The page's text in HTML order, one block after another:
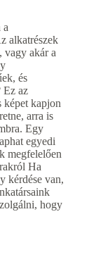
a
alkatrészek
vagy akár a
és
Ez az
képet kapjon
arra is
Egy
egyedi
megfelelően
Ha
kérdése van,
hogy